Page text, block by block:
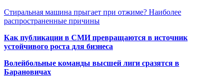
Стиральная машина прыгает при отжиме? Наиболее
распространенные причины
Как публикации в СМИ превращаются в источник
устойчивого роста для бизнеса
Волейбольные команды высшей лиги сразятся в
Барановичах